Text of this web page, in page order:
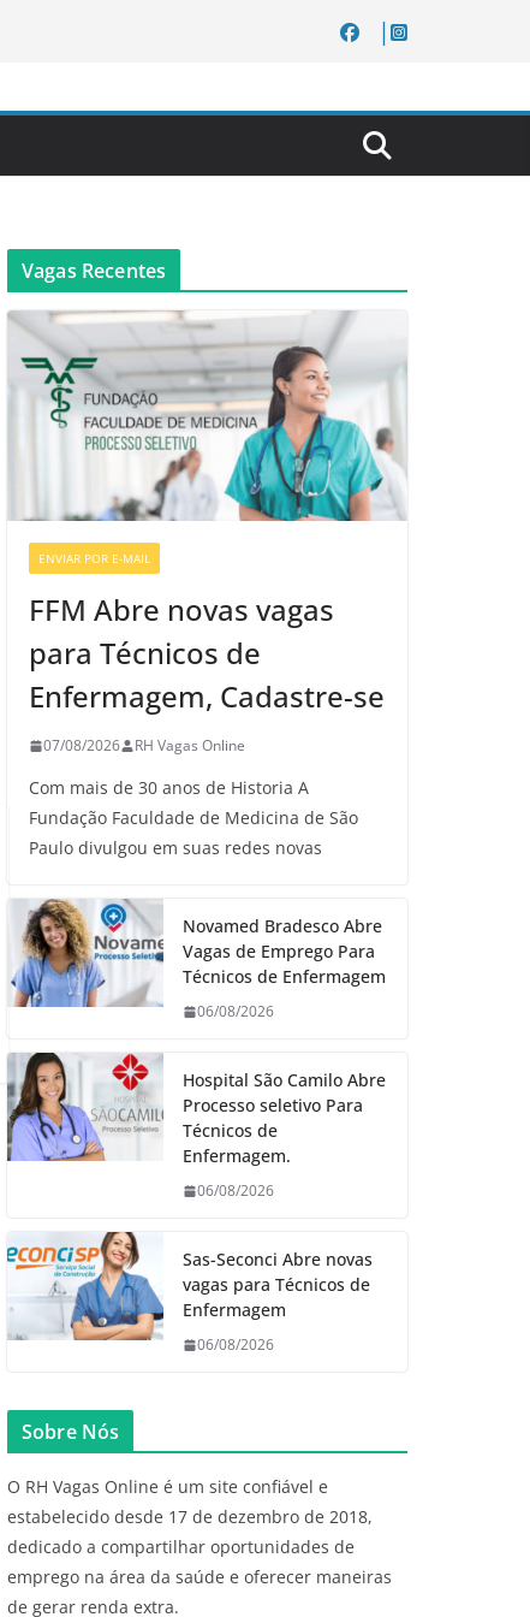
Vagas Recentes
ENVIAR POR E-MAIL
FFM Abre novas vagas
para Técnicos de
Enfermagem, Cadastre-se
07/08/2026 RH Vagas Online
Com mais de 30 anos de Historia A
Fundação Faculdade de Medicina de São
Paulo divulgou em suas redes novas
Novamed Bradesco Abre
Vagas de Emprego Para
Técnicos de Enfermagem
06/08/2026
Hospital São Camilo Abre
Processo seletivo Para
Técnicos de
Enfermagem.
06/08/2026
Sas-Seconci Abre novas
vagas para Técnicos de
Enfermagem
06/08/2026
Sobre Nós
O RH Vagas Online é um site confiável e
estabelecido desde 17 de dezembro de 2018,
dedicado a compartilhar oportunidades de
emprego na área da saúde e oferecer maneiras
de gerar renda extra.